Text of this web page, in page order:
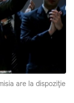
are la dispoziţie